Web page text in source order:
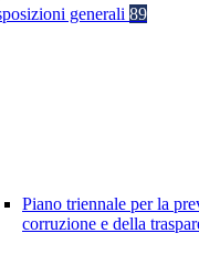
generali 89
Piano triennale per la
corruzione e della